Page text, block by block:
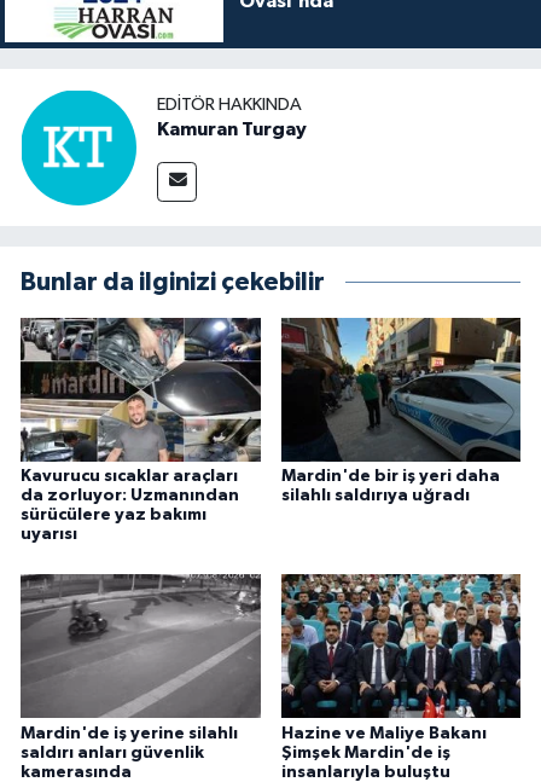
EDITÖR HAKKINDA
Kamuran Turgay
Bunlar da ilginizi çekebilir
Kavurucu sıcaklar araçları
da zorluyor: Uzmanından
sürücülere yaz bakımı
uyarısı
Mardin'de bir iş yeri daha
silahlı saldırıya uğradı
Mardin'de iş yerine silahlı
saldırı anları güvenlik
kamerasında
Hazine ve Maliye Bakanı
Şimşek Mardin'de iş
insanlarıyla buluştu